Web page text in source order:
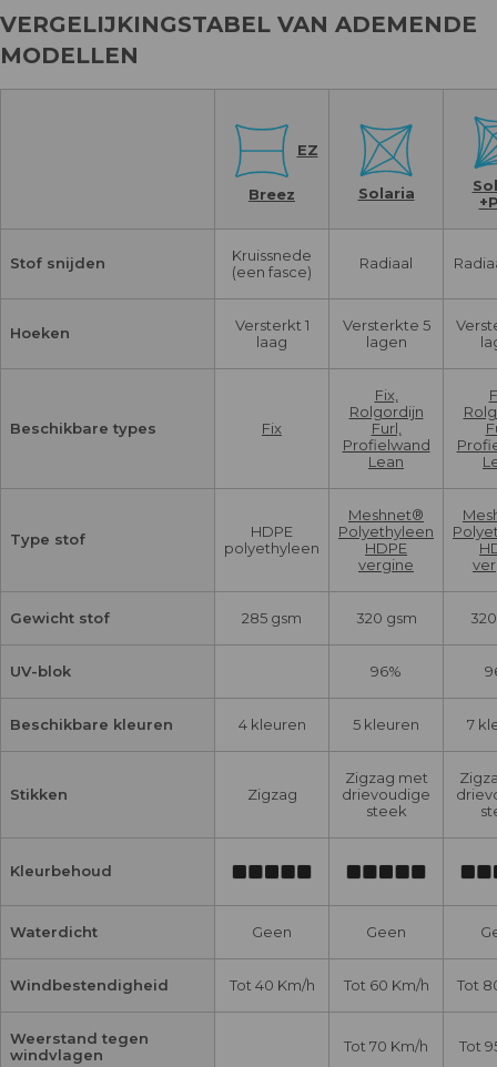
VERGELIJKINGSTABEL VAN ADEMENDE
MODELLEN
EZ
Breez Solaria
Stof snijden
Kruissnede
(een fasce)
Radiaal
Hoeken
Versterkt 1
laag
Versterkte 5
lagen
Beschikbare types Fix
Fix,
Rolgordijn
Furl,
Profielwand
Lean
Type stof
HDPE
polyethyleen
Meshnet®
Polyethyleen
HDPE
vergine
Gewicht stof 285 gsm 320 gsm
UV-blok 96%
Beschikbare kleuren 4 kleuren 5 kleuren 7
Stikken Zigzag
Zigzag met
drievoudige
steek
Kleurbehoud
Waterdicht Geen Geen
Windbestendigheid Tot 40 Km/h Tot 60 Km/h Tot
Weerstand tegen
windvlagen
Tot 70 Km/h Tot